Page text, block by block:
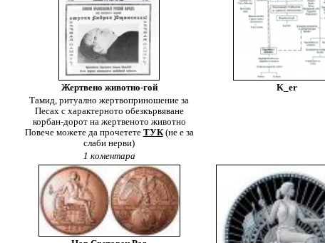
Жертвено животно-гой
Тамид, ритуално жертвоприношение за
Песах с характерното обезкървяване
корбан-дорот на жертвеното животно
Повече можете да прочетете ТУК(не е за
слаби нерви)
1 коментара
K_er